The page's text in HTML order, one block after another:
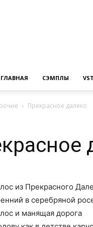
ГЛАВНАЯ СЭМПЛЫ
Прекрасное далеко
из Прекрасного
в серебряной
и манящая дорога